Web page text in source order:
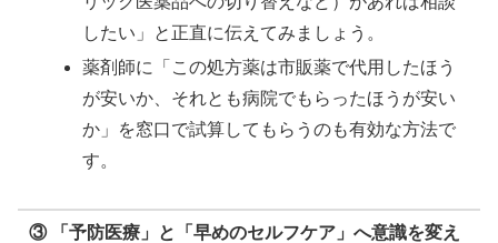
したい」と正直に伝えてみましょう。
薬剤師に「この処方薬は市販薬で代用したほう
が安いか、それとも病院でもらったほうが安い
か」を窓口で試算してもらうのも有効な方法で
す。
③ 「予防医療」と「早めのセルフケア」へ意識を変え